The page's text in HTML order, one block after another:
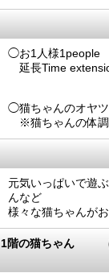
◯お1人様
延長Time
◯猫ちゃんのオヤ
※猫ちゃんの体調
元気いっぱいで遊
んなど
様々な猫ちゃんが
1階の猫ちゃん (画